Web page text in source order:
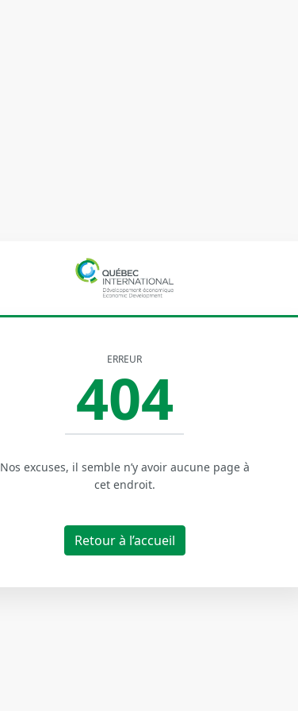
ERREUR
404
Nos excuses, il semble n’y avoir aucune page à
cet endroit.
Retour à l’accueil